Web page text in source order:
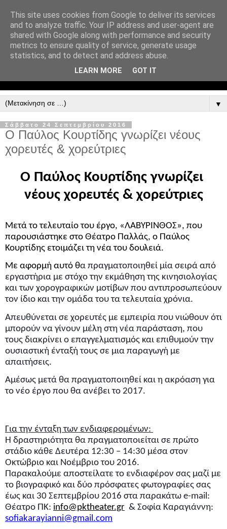
▼
Σάββατο 24 Σεπτεμβρίου 2016
Ο Παύλος Κουρτίδης γνωρίζει νέους
χορευτές & χορεύτριες
Ο Παύλος Κουρτίδης γνωρίζει
νέους χορευτές & χορεύτριες
Μετά το τελευταίο του έργο, «ΛΑΒΥΡΙΝΘΟΣ», που
παρουσιάστηκε στο Θέατρο Παλλάς, ο Παύλος
Κουρτίδης ετοιμάζει τη νέα του δουλειά.
Με αφορμή αυτό θα πραγματοποιηθεί μία σειρά από
εργαστήρια με στόχο την εκμάθηση της κινησιολογίας
και των χορογραφικών μοτίβων που αντιπροσωπεύουν
τον ίδιο και την ομάδα του τα τελευταία χρόνια.
Απευθύνεται σε χορευτές με εμπειρία που νιώθουν ότι
μπορούν να γίνουν μέλη στη νέα παράσταση, που
τους διακρίνει ο επαγγελματισμός και επιθυμούν την
ουσιαστική ένταξή τους σε μια παραγωγή με
απαιτήσεις.
Αμέσως μετά θα πραγματοποιηθεί και η ακρόαση για
το νέο έργο που θα ανέβει το 2017.
Για την ένταξη των ενδιαφερομένων:
Η δραστηριότητα θα πραγματοποιείται σε πρώτο
στάδιο κάθε Δευτέρα 12:30 – 14:30 μέσα στον
Οκτώβριο και Νοέμβριο του 2016.
Παρακαλούμε αποστείλατε το ενδιαφέρον σας μαζί με
το βιογραφικό και δύο πρόσφατες φωτογραφίες σας
έως και 30 Σεπτεμβρίου 2016 στα παρακάτω e-mail:
Θέατρο ΠΚ: info@pktheater.gr
sofiakarayianni@gmail.com
This site uses cookies from Google to deliver its services
and to analyze traffic. Your IP address and user-agent are
shared with Google along with performance and security
metrics to ensure quality of service, generate usage
statistics, and to detect and address abuse.
LEARN MORE GOT IT